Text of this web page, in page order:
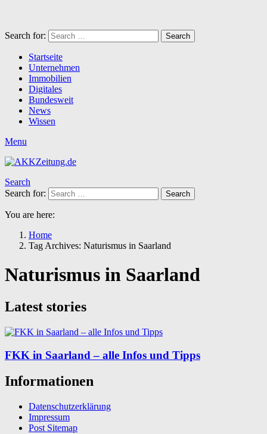
Search for: Search
Startseite
Unternehmen
Immobilien
Digitales
Bundesweit
News
Wissen
Menu
Search
Search for:
Search
You are here:
Home
Tag Archives: Naturismus in Saarland
Naturismus in Saarland
Latest stories
FKK in Saarland – alle Infos und Tipps
Informationen
Datenschutzerklärung
Impressum
Post Sitemap